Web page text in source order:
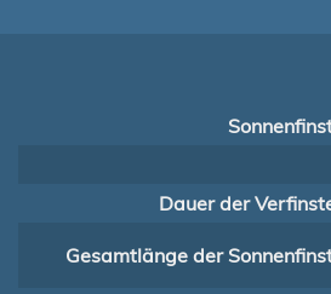
Dauer der
Gesamtlänge der